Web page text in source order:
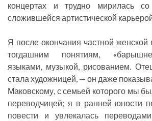
концертах и трудно мирилась
сложившейся артистической
Я после окончания частной женской
тогдашним понятиям,
языками, музыкой, рисованием.
стала художницей, — он даже
Маковскому, с семьей которого мы
переводчицей; я в ранней юности
повести и увлекалась